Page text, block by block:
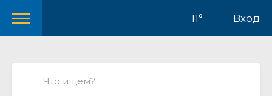
11° Вход